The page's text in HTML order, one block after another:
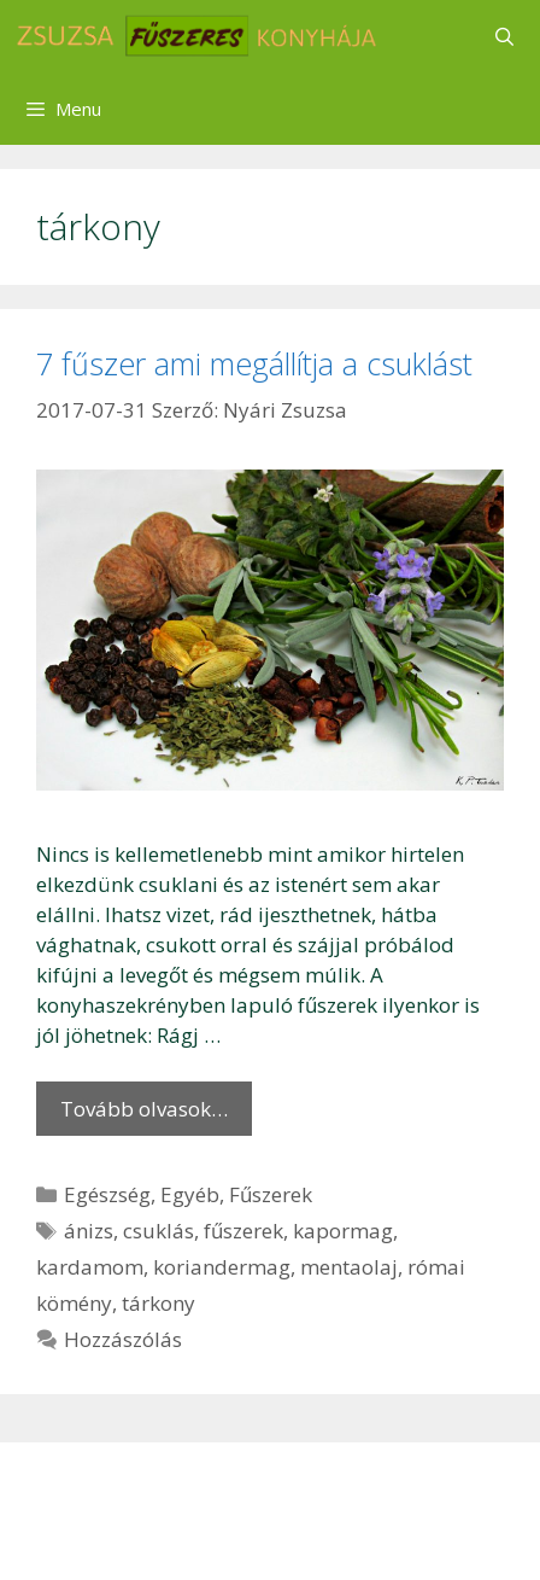
Menu
tárkony
7 fűszer ami megállítja a csuklást
2017-07-31 Szerző: Nyári Zsuzsa
Nincs is kellemetlenebb mint amikor hirtelen
elkezdünk csuklani és az istenért sem akar
elállni. Ihatsz vizet, rád ijeszthetnek, hátba
vághatnak, csukott orral és szájjal próbálod
kifújni a levegőt és mégsem múlik. A
konyhaszekrényben lapuló fűszerek ilyenkor is
jól jöhetnek: Rágj …
Tovább olvasok…
Kategória
Egészség, Egyéb, Fűszerek
Címkék
ánizs,csuklás,fűszerek, kapormag,
kardamom, koriandermag, mentaolaj, római
kömény, tárkony
Hozzászólás